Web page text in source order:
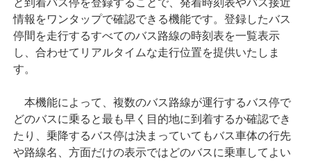
情報をワンタップで確認できる機能です。登録したバス
停間を走行するすべてのバス路線の時刻表を一覧表示
し、合わせてリアルタイムな走行位置を提供いたしま
す。
本機能によって、複数のバス路線が運行するバス停で
どのバスに乗ると最も早く目的地に到着するか確認でき
たり、乗降するバス停は決まっていてもバス車体の行先
や路線名、方面だけの表示ではどのバスに乗車してよい